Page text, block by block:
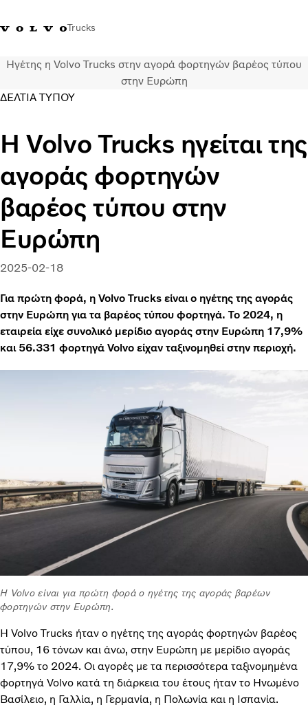
Trucks
+302103483300 Merchandise Shop Volvo TrucksGreece
Φορτηγά
Υπηρεσίες
Εντοπισμός συνεργάτη
ΤΕΛΕΥΤΑΙΑ ΝΕΑ
Σχετικά με εμάς
Οι πελάτες μας
Επικοινωνήστε μαζί μας
Ηγέτης η Volvo Trucks στην αγορά φορτηγών βαρέος τύπου
στην Ευρώπη
ΔΕΛΤΙΑ ΤΥΠΟΥ
Η Volvo Trucks ηγείται της
αγοράς φορτηγών
βαρέος τύπου στην
Ευρώπη
2025-02-18
Για πρώτη φορά, η Volvo Trucks είναι ο ηγέτης της αγοράς
στην Ευρώπη για τα βαρέος τύπου φορτηγά. Το 2024, η
εταιρεία είχε συνολικό μερίδιο αγοράς στην Ευρώπη 17,9%
και 56.331 φορτηγά Volvo είχαν ταξινομηθεί στην περιοχή.
Η Volvo είναι για πρώτη φορά ο ηγέτης της αγοράς βαρέων
φορτηγών στην Ευρώπη.
Η Volvo Trucks ήταν ο ηγέτης της αγοράς φορτηγών βαρέος
τύπου, 16 τόνων και άνω, στην Ευρώπη με μερίδιο αγοράς
17,9% το 2024. Οι αγορές με τα περισσότερα ταξινομημένα
φορτηγά Volvo κατά τη διάρκεια του έτους ήταν το Ηνωμένο
Βασίλειο, η Γαλλία, η Γερμανία, η Πολωνία και η Ισπανία.